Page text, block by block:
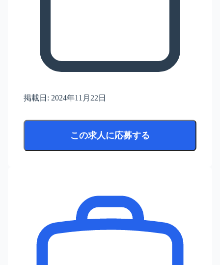
掲載日: 2024年11月22日
この求人に応募する